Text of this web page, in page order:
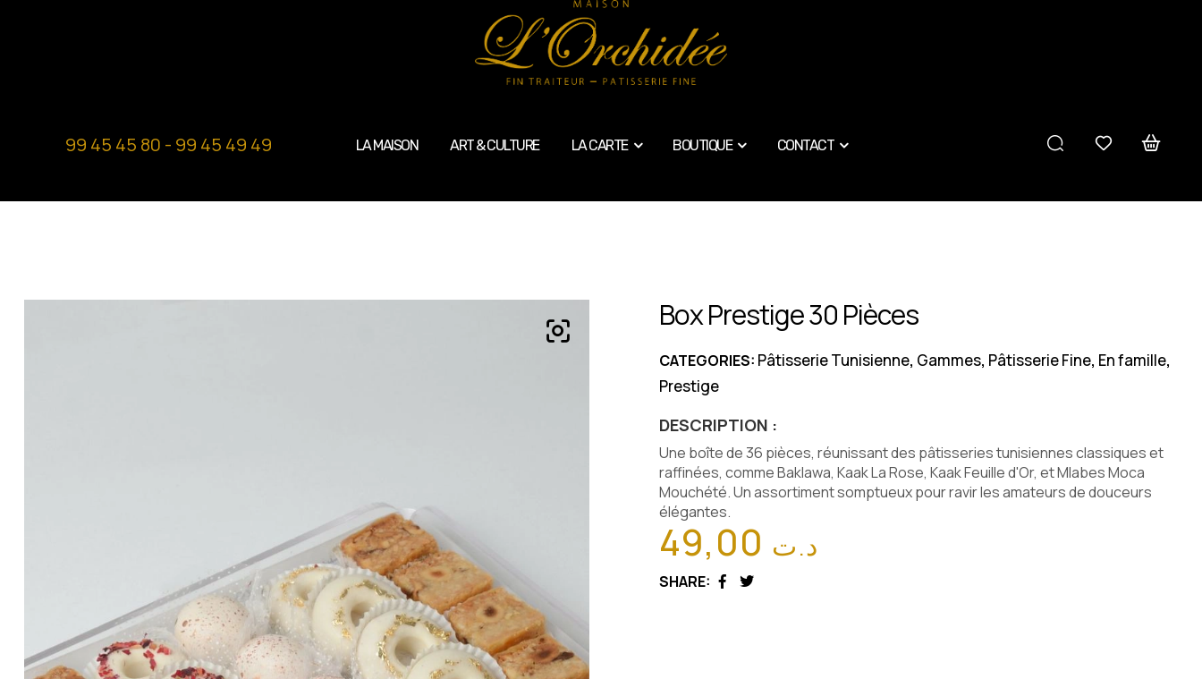
99 45 45 80 - 99 45 49 49 LA MAISON ART & CULTURE LA CARTE BOUTIQUE CONTACT
Box Prestige 30 Pièces
CATEGORIES: Pâtisserie Tunisienne, Gammes, Pâtisserie Fine, En famille,
Prestige
DESCRIPTION :
Une boîte de 36 pièces, réunissant des pâtisseries tunisiennes classiques et
raffinées, comme Baklawa, Kaak La Rose, Kaak Feuille d'Or, et Mlabes Moca
Mouchété. Un assortiment somptueux pour ravir les amateurs de douceurs
élégantes.
د.ت
SHARE:
Facebook
Twitter